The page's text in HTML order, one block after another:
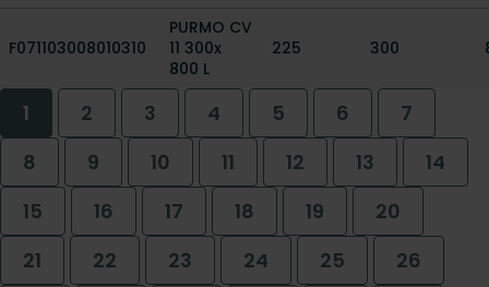
F071103008010310
PURMO CV
11 300x
800 L
225 300
1 2 3 4 5 6
7
8
9 10 11 12 13
14
15
16 17 18 19
20
21
22 23 24 25
26